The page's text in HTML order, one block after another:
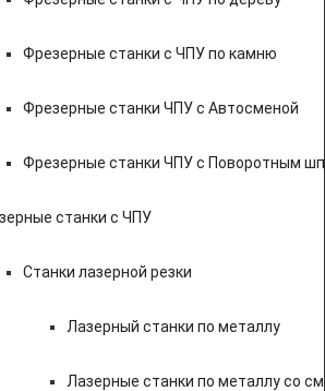
Фрезерные станки с ЧПУ по камню
Фрезерные станки ЧПУ с Автосменой
Фрезерные станки ЧПУ с Поворотным
станки с ЧПУ
Станки лазерной резки
Лазерный станки по металлу
Лазерные станки по металлу со